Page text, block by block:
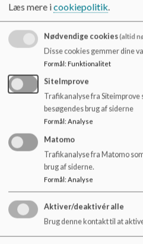
e
eksempelvis har vanskeligt ved
eller i det hele taget har
til de faglige krav, som den
har mulighed for at deltage i en
tilrettelagt ud fra den enkelte
forudsætninger. Frederiksgård
mindre ramme og en særlig
hvor eleven har brug for særlig
Valgfag og anden frivillig
Valgfagspakken for 7. og 8.
Folkeskolelovens rammesætning.
endvidere en lang række
ønsker. Valgfagene er primært
karakter.
Læs mere icookiepolitik.
Nødvendige cookies(altid
Disse cookies gemmer dine
Formål: Funktionalitet
SiteImprove
Trafikanalyse fra Siteimprove
besøgendes brug af siderne
Formål : Analyse
Matomo
Trafikanalyse fra Matomo
brug af siderne.
Formål: Analyse
Aktiver/deaktivér alle
Brug denne kontakt til at